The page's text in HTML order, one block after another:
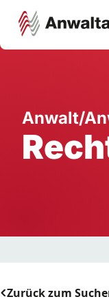
Ausbildung
Anwalt/
Zurück zum